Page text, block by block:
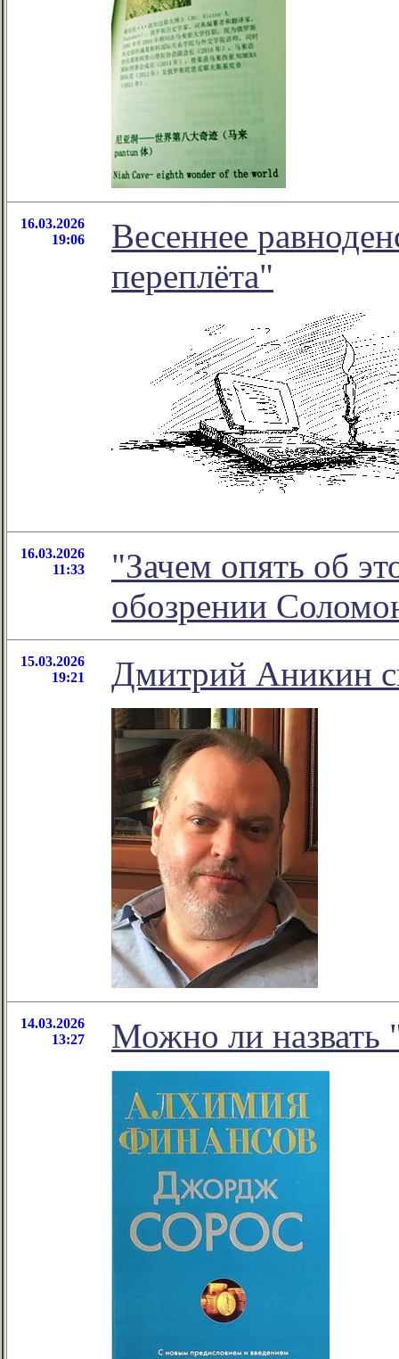
16.03.2026
19:06
Весеннее
переплёта"
16.03.2026
11:33
"Зачем опять об
обозрении
15.03.2026
19:21
Дмитрий Аникин
14.03.2026
13:27
Можно ли назвать